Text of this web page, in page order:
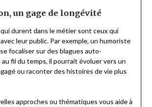
un gage de longévité
durent dans le métier sont ceux qui
leur public. Par exemple, un humoriste
focaliser sur des blagues auto-
au fil du temps, il pourrait évoluer vers un
ou raconter des histoires de vie plus
approches ou thématiques vous aide à